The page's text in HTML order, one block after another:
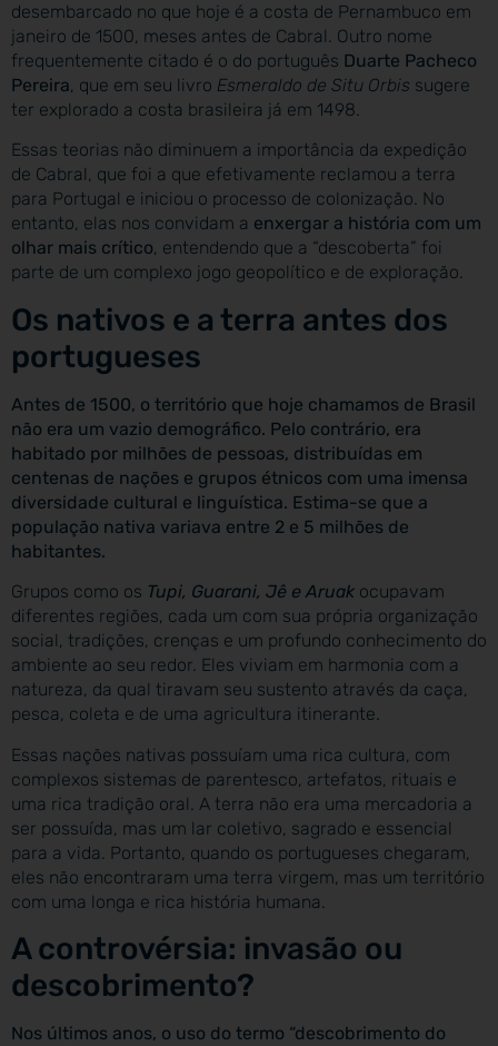
desembarcado no que hoje é a costa de Pernambuco em
janeiro de 1500, meses antes de Cabral. Outro nome
frequentemente citado é o do português Duarte Pacheco
Pereira, que em seu livro Esmeraldo de Situ Orbis sugere
ter explorado a costa brasileira já em 1498.
Essas teorias não diminuem a importância da expedição
de Cabral, que foi a que efetivamente reclamou a terra
para Portugal e iniciou o processo de colonização. No
entanto, elas nos convidam a enxergar a história com um
olhar mais crítico, entendendo que a “descoberta” foi
parte de um complexo jogo geopolítico e de exploração.
Os nativos e a terra antes dos
portugueses
Antes de 1500, o território que hoje chamamos de Brasil
não era um vazio demográfico. Pelo contrário, era
habitado por milhões de pessoas, distribuídas em
centenas de nações e grupos étnicos com uma imensa
diversidade cultural e linguística. Estima-se que a
população nativa variava entre 2 e 5 milhões de
habitantes.
Grupos como os Tupi, Guarani, Jê e Aruak ocupavam
diferentes regiões, cada um com sua própria organização
social, tradições, crenças e um profundo conhecimento do
ambiente ao seu redor. Eles viviam em harmonia com a
natureza, da qual tiravam seu sustento através da caça,
pesca, coleta e de uma agricultura itinerante.
Essas nações nativas possuíam uma rica cultura, com
complexos sistemas de parentesco, artefatos, rituais e
uma rica tradição oral. A terra não era uma mercadoria a
ser possuída, mas um lar coletivo, sagrado e essencial
para a vida. Portanto, quando os portugueses chegaram,
eles não encontraram uma terra virgem, mas um território
com uma longa e rica história humana.
A controvérsia: invasão ou
descobrimento?
Nos últimos anos, o uso do termo “descobrimento do